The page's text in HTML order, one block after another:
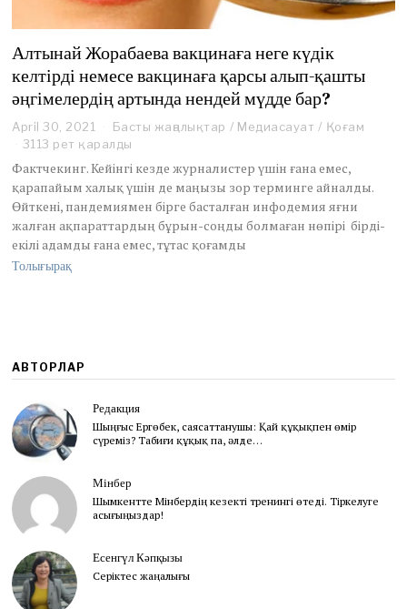
Алтынай Жорабаева вакцинаға неге күдік
келтірді немесе вакцинаға қарсы алып-қашты
әңгімелердің артында нендей мүдде бар?
April 30, 2021
a
2
,
2
0
2
Басты жаңалықтар / Медиасауат / Қоғам
3113 рет қаралды
Фактчекинг. Кейінгі кезде журналистер үшін ғана емес,
қарапайым халық үшін де маңызы зор терминге айналды.
Өйткені, пандемиямен бірге басталған инфодемия яғни
жалған ақпараттардың бұрын-соңды болмаған нөпірі бірді-
екілі адамды ғана емес, тұтас қоғамды
Толығырақ
АВТОРЛАР
Редакция
Шыңғыс Ергөбек, cаясаттанушы: Қай құқықпен өмір
сүреміз? Табиғи құқық па, әлде…
Мінбер
Шымкентте Мінбердің кезекті тренингі өтеді. Тіркелуге
асығыңыздар!
Есенгүл Кәпқызы
Серіктес жаңалығы